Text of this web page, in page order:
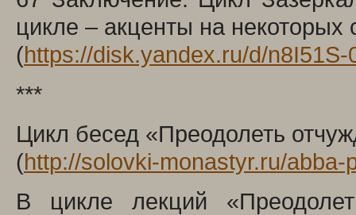
цикле – акценты на некоторых
(https://disk.yandex.ru/d/n8I51S-
***
Цикл бесед «Преодолеть
(http://solovki-monastyr.ru/abba-
В цикле лекций